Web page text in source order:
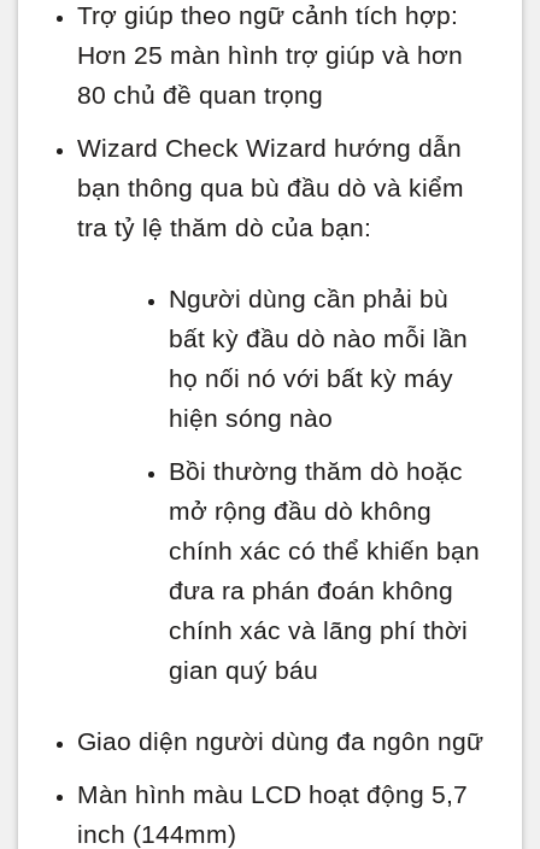
Trợ giúp theo ngữ cảnh tích hợp:
Hơn 25 màn hình trợ giúp và hơn
80 chủ đề quan trọng
Wizard Check Wizard hướng dẫn
bạn thông qua bù đầu dò và kiểm
tra tỷ lệ thăm dò của bạn:
Người dùng cần phải bù
bất kỳ đầu dò nào mỗi lần
họ nối nó với bất kỳ máy
hiện sóng nào
Bồi thường thăm dò hoặc
mở rộng đầu dò không
chính xác có thể khiến bạn
đưa ra phán đoán không
chính xác và lãng phí thời
gian quý báu
Giao diện người dùng đa ngôn ngữ
Màn hình màu LCD hoạt động 5,7
inch (144mm)